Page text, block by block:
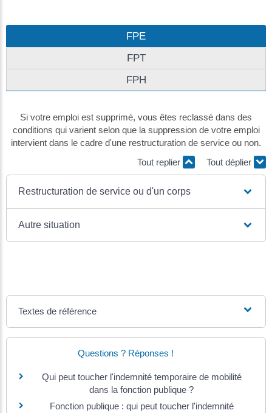
FPE
FPT
FPH
Si votre emploi est supprimé, vous êtes reclassé dans des
conditions qui varient selon que la suppression de votre emploi
intervient dans le cadre d'une restructuration de service ou non.
Tout replier
Tout déplier
Restructuration de service ou d'un corps
Autre situation
Textes de référence
Questions ? Réponses !
Qui peut toucher l'indemnité temporaire de mobilité
dans la fonction publique ?
Fonction publique : qui peut toucher l'indemnité